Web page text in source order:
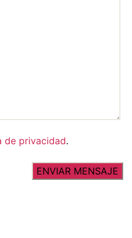
de privacidad.